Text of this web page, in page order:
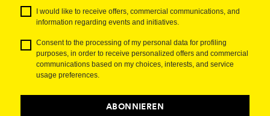
I would like to receive offers, commercial communications, and
information regarding events and initiatives.
Consent to the processing of my personal data for profiling
purposes, in order to receive personalized offers and commercial
communications based on my choices, interests, and service
usage preferences.
ABONNIEREN